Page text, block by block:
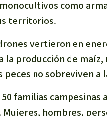
como
territorios.
vertieron en
producción de
peces no sobreviven a
familias
hombres,